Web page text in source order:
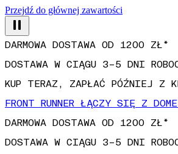
Przejdź do głównej zawartości
DARMOWA DOSTAWA OD 1200 ZŁ*
DOSTAWA W CIĄGU 3–5 DNI
KUP TERAZ, ZAPŁAĆ PÓŹNIEJ Z
FRONT RUNNER ŁĄCZY SIĘ Z
DARMOWA DOSTAWA OD 1200 ZŁ*
DOSTAWA W CIĄGU 3–5 DNI